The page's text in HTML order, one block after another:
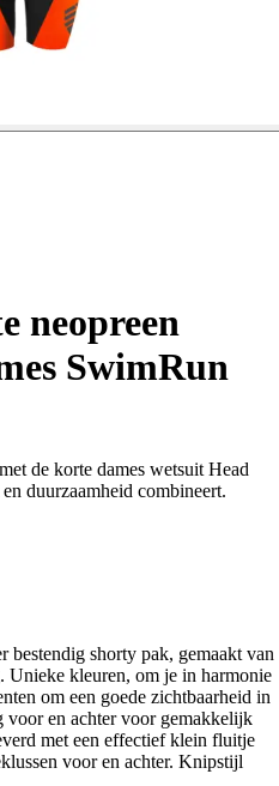
neopreen
SwimRun
de korte dames wetsuit Head
duurzaamheid combineert.
bestendig shorty pak, gemaakt van
Unieke kleuren, om je in harmonie
om een goede zichtbaarheid in
voor en achter voor gemakkelijk
met een effectief klein fluitje
voor en achter. Knipstijl